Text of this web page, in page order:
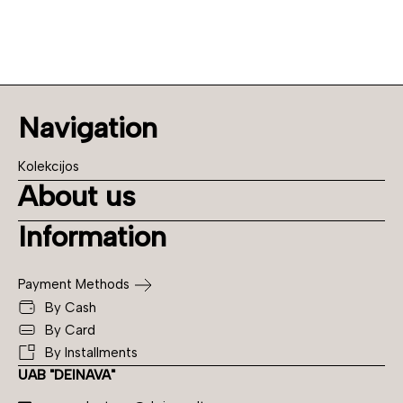
UAB "DEINAVA"
Navigation
Kolekcijos
About us
Information
Payment Methods
By Cash
By Card
By Installments